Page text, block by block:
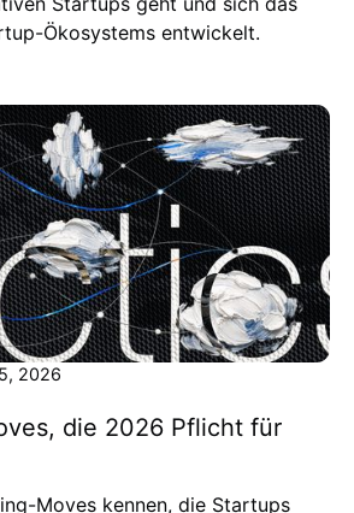
Ökosystems entwickelt.
2026
die 2026 Pflicht für
Moves kennen, die Startups